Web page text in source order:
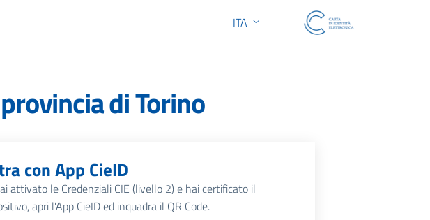
SELEZIONE LINGUA: LINGUA
ITA
di Torino
con App CieID
attivato le Credenziali CIE (livello 2) e hai certificato il
apri l'App CieID ed inquadra il QR Code.